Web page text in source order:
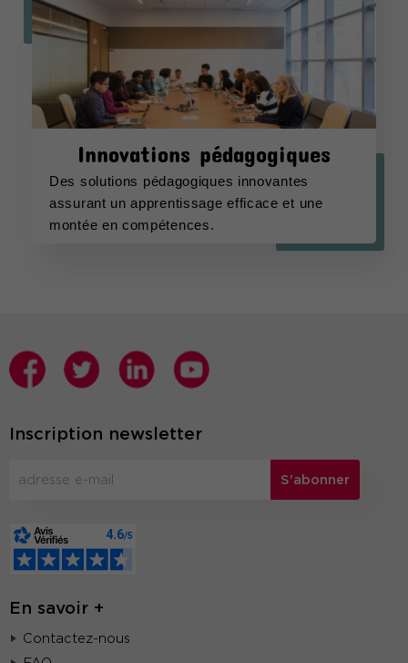
Innovations pédagogiques
Des solutions pédagogiques innovantes
assurant un apprentissage efficace et une
montée en compétences.
Inscription newsletter
S'abonner
En savoir +
Contactez-nous